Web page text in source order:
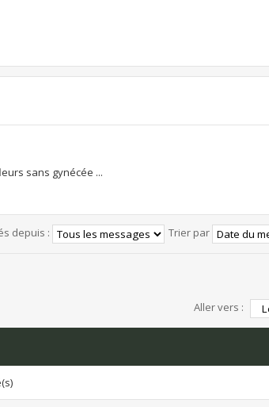
sans gynécée ...
depuis : Trier par
Aller vers :